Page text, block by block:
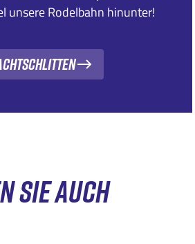
unsere Rodelbahn hinunter!
SIE AUCH